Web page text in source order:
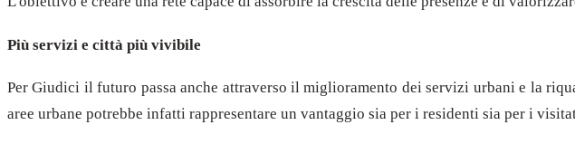
Più servizi e città più vivibile
Per Giudici il futuro passa anche attraverso il miglioramento dei servizi urbani e la
aree urbane potrebbe infatti rappresentare un vantaggio sia per i residenti sia per i